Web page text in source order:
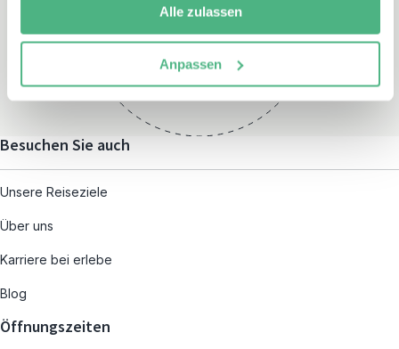
Alle zulassen
Anpassen
Montag – Freitag:
und nach individueller
Terminvereinbarung
Besuchen Sie auch
Unsere Reiseziele
Über uns
Karriere bei erlebe
Blog
Öffnungszeiten